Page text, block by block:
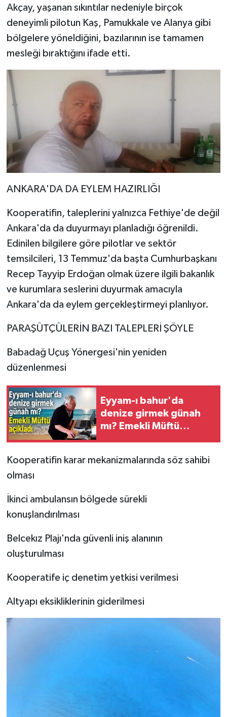
Akçay, yaşanan sıkıntılar nedeniyle birçok
deneyimli pilotun Kaş, Pamukkale ve Alanya gibi
bölgelere yöneldiğini, bazılarının ise tamamen
mesleği bıraktığını ifade etti.
ANKARA'DA DA EYLEM HAZIRLIĞI
Kooperatifin, taleplerini yalnızca Fethiye'de değil
Ankara'da da duyurmayı planladığı öğrenildi.
Edinilen bilgilere göre pilotlar ve sektör
temsilcileri, 13 Temmuz'da başta Cumhurbaşkanı
Recep Tayyip Erdoğan olmak üzere ilgili bakanlık
ve kurumlara seslerini duyurmak amacıyla
Ankara'da da eylem gerçekleştirmeyi planlıyor.
PARAŞÜTÇÜLERİN BAZI TALEPLERİ ŞÖYLE
Babadağ Uçuş Yönergesi'nin yeniden
düzenlenmesi
Eyyam-ı bahur'da
denize girmek günah
mı? Emekli Müftü
Kooperatifin karar mekanizmalarında söz sahibi
olması
İkinci ambulansın bölgede sürekli
konuşlandırılması
Belcekız Plajı'nda güvenli iniş alanının
oluşturulması
Kooperatife iç denetim yetkisi verilmesi
Altyapı eksikliklerinin giderilmesi